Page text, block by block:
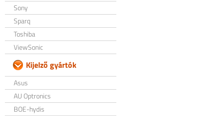
Sony
Sparq
Toshiba
ViewSonic
Kijelző gyártók
Asus
AU Optronics
BOE-hydis